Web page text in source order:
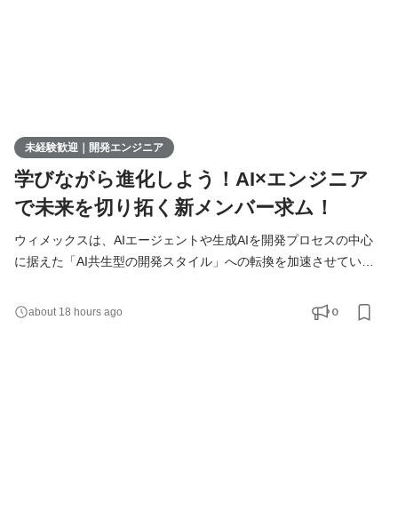
未経験歓迎｜開発エンジニア
学びながら進化しよう！AI×エンジニア
で未来を切り拓く新メンバー求ム！
ウィメックスは、AIエージェントや生成AIを開発プロセスの中心
に据えた「AI共生型の開発スタイル」への転換を加速させていま
極的に募集しています。 AIを相棒に、圧倒的なスピードと品質を
実現し、最先端の技術を使いこなすエンジニアへ成長したい方を
about 18 hours ago 0